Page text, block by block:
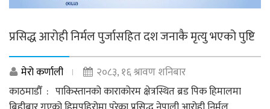
प्रसिद्ध आरोही निर्मल पुर्जासहित दश जनाकै मृत्यु भएको पुष्टि
मेरो कर्णाली
२०८३, १६ श्रावण शनिबार
काठमाडौँ : पाकिस्तानको काराकोरम क्षेत्रस्थित ब्रड पिक हिमालमा